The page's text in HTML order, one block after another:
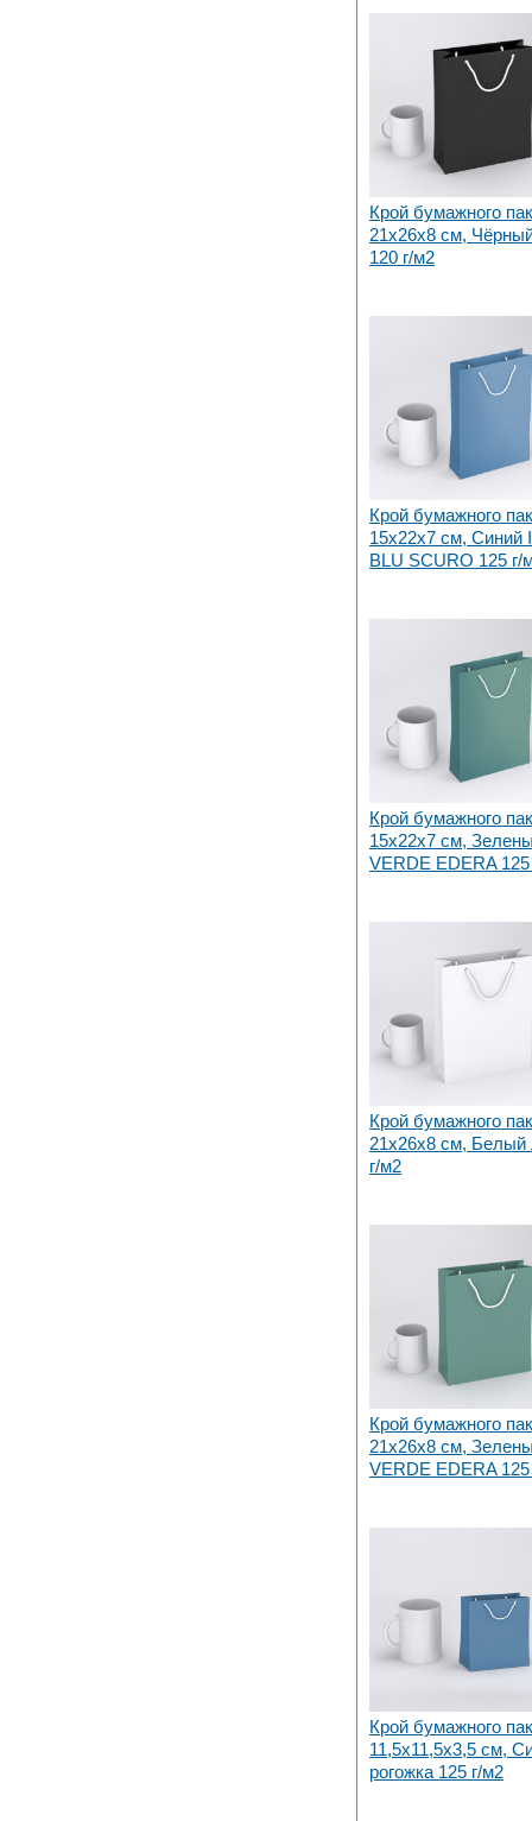
Крой бумажного
21х26x8 см,
120 г/м2
Крой бумажного
15х22x7 см, Синий
BLU SCURO 125 г/
Крой бумажного
15х22x7 см,
VERDE EDERA 125
Крой бумажного
21х26x8 см, Белый
г/м2
Крой бумажного
21х26x8 см,
VERDE EDERA 125
Крой бумажного
11,5х11,5х3,5 см,
рогожка 125 г/м2